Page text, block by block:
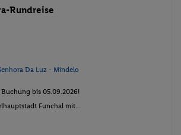
Rundreise
Da Luz - Mindelo
bis 05.09.2026!
Funchal mit...